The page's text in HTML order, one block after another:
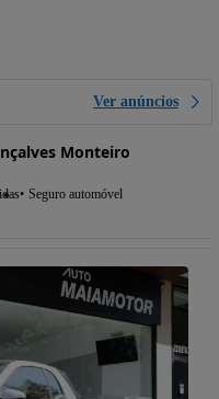
Ver anúncios
Monteiro
Seguro automóvel